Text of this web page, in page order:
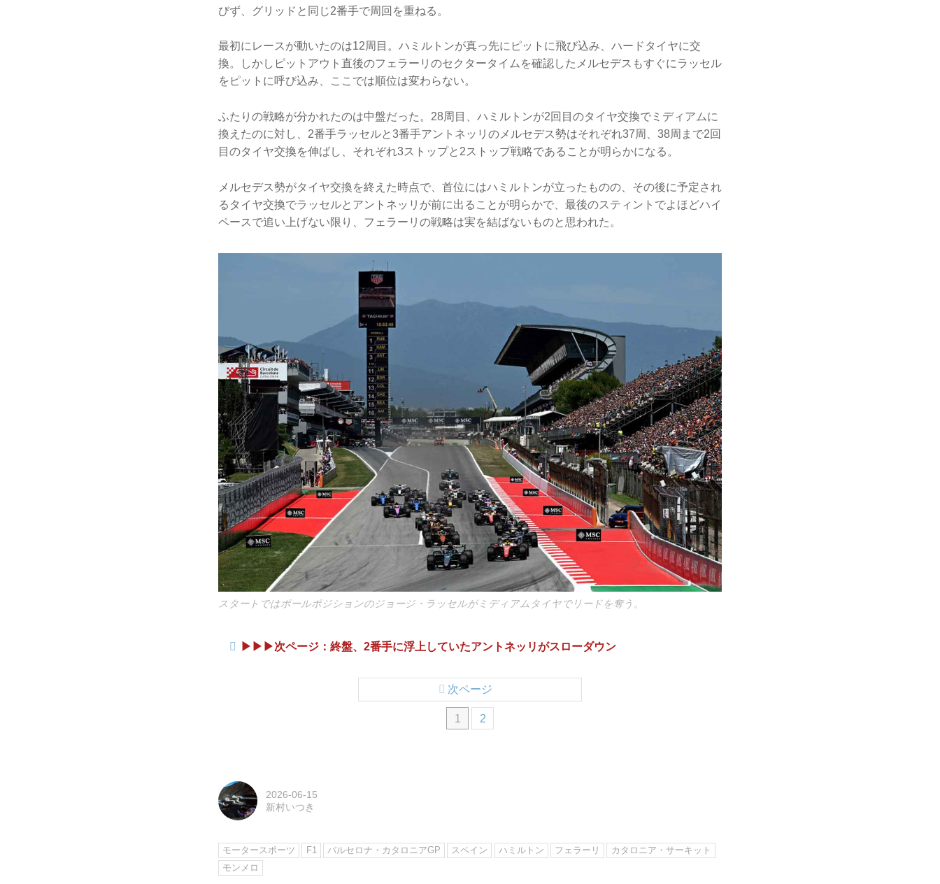
びず、グリッドと同じ2番手で周回を重ねる。
最初にレースが動いたのは12周目。ハミルトンが真っ先にピットに飛び込み、ハードタイヤに交
換。しかしピットアウト直後のフェラーリのセクタータイムを確認したメルセデスもすぐにラッセル
をピットに呼び込み、ここでは順位は変わらない。
ふたりの戦略が分かれたのは中盤だった。28周目、ハミルトンが2回目のタイヤ交換でミディアムに
換えたのに対し、2番手ラッセルと3番手アントネッリのメルセデス勢はそれぞれ37周、38周まで2回
目のタイヤ交換を伸ばし、それぞれ3ストップと2ストップ戦略であることが明らかになる。
メルセデス勢がタイヤ交換を終えた時点で、首位にはハミルトンが立ったものの、その後に予定され
るタイヤ交換でラッセルとアントネッリが前に出ることが明らかで、最後のスティントでよほどハイ
ペースで追い上げない限り、フェラーリの戦略は実を結ばないものと思われた。
スタートではポールポジションのジョージ・ラッセルがミディアムタイヤでリードを奪う。
▶︎▶︎▶︎次ページ：終盤、2番手に浮上していたアントネッリがスローダウン
1 2
次ページ
2026-06-15
新村いつき
モータースポーツ F1 バルセロナ・カタロニアGP スペイン ハミルトン フェラーリ
カタロニア・サーキット
モンメロ